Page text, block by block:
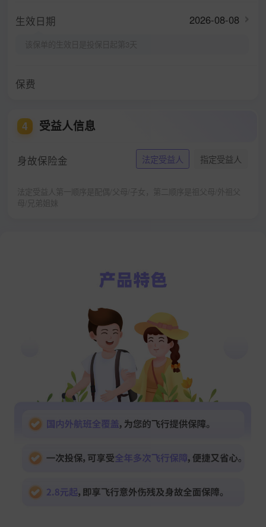
生效日期 2026-08-08
保费
4 受益人信息
身故保险金 法定受益人 指定受益人